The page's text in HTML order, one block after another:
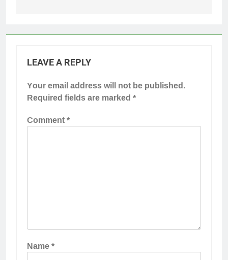
LEAVE A REPLY
Your email address will not be published.
Required fields are marked*
Comment*
Name*